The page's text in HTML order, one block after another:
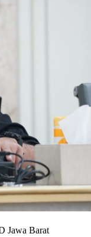
Jawa Barat